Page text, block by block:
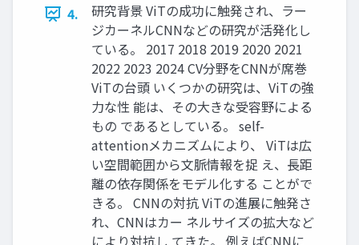
4.
研究背景 ViTの成功に触発され、ラー
ジカーネルCNNなどの研究が活発化し
ている。 2017 2018 2019 2020 2021
2022 2023 2024 CV分野をCNNが席巻
ViTの台頭 いくつかの研究は、ViTの強
力な性 能は、その大きな受容野による
もの であるとしている。 self-
attentionメカニズムにより、 ViTは広
い空間範囲から文脈情報を捉 え、長距
離の依存関係をモデル化する ことがで
きる。 CNNの対抗 ViTの進展に触発さ
れ、CNNはカー ネルサイズの拡大など